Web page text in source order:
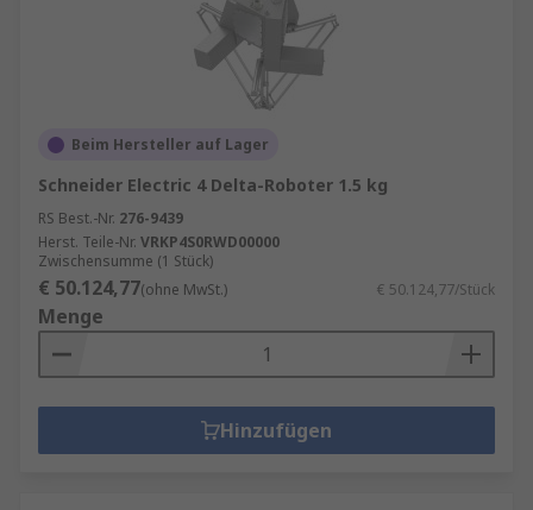
Beim Hersteller auf Lager
Schneider Electric 4 Delta-Roboter 1.5 kg
RS Best.-Nr. 276-9439
Herst. Teile-Nr. VRKP4S0RWD00000
Zwischensumme (1 Stück)
€ 50.124,77(ohne MwSt.) € 50.124,77/Stück
Menge
Hinzufügen